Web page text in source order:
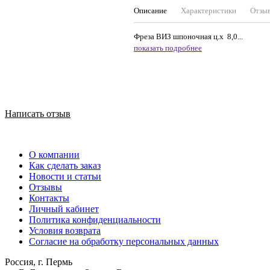
Описание Характеристики
Фреза ВИЗ шпоночная ц.х 8,0...
показать подробнее
Написать отзыв
О компании
Как сделать заказ
Новости и статьи
Отзывы
Контакты
Личный кабинет
Политика конфиденциальности
Условия возврата
Согласие на обработку персональных данных
Россия, г. Пермь